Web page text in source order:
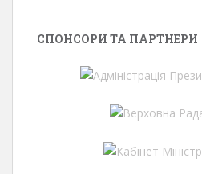
СПОНСОРИ ТА ПАРТНЕРИ